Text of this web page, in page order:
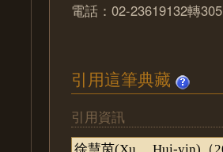
電話：02-23619132轉305
引用這筆典藏
引用資訊